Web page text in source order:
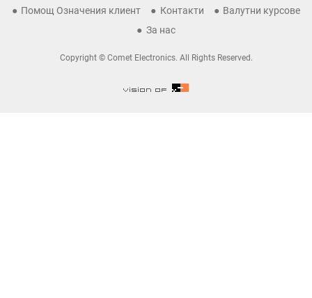
Помощ Означения клиент Контакти
Валутни курсове
За нас
Copyright © Comet Electronics. All Rights Reserved.